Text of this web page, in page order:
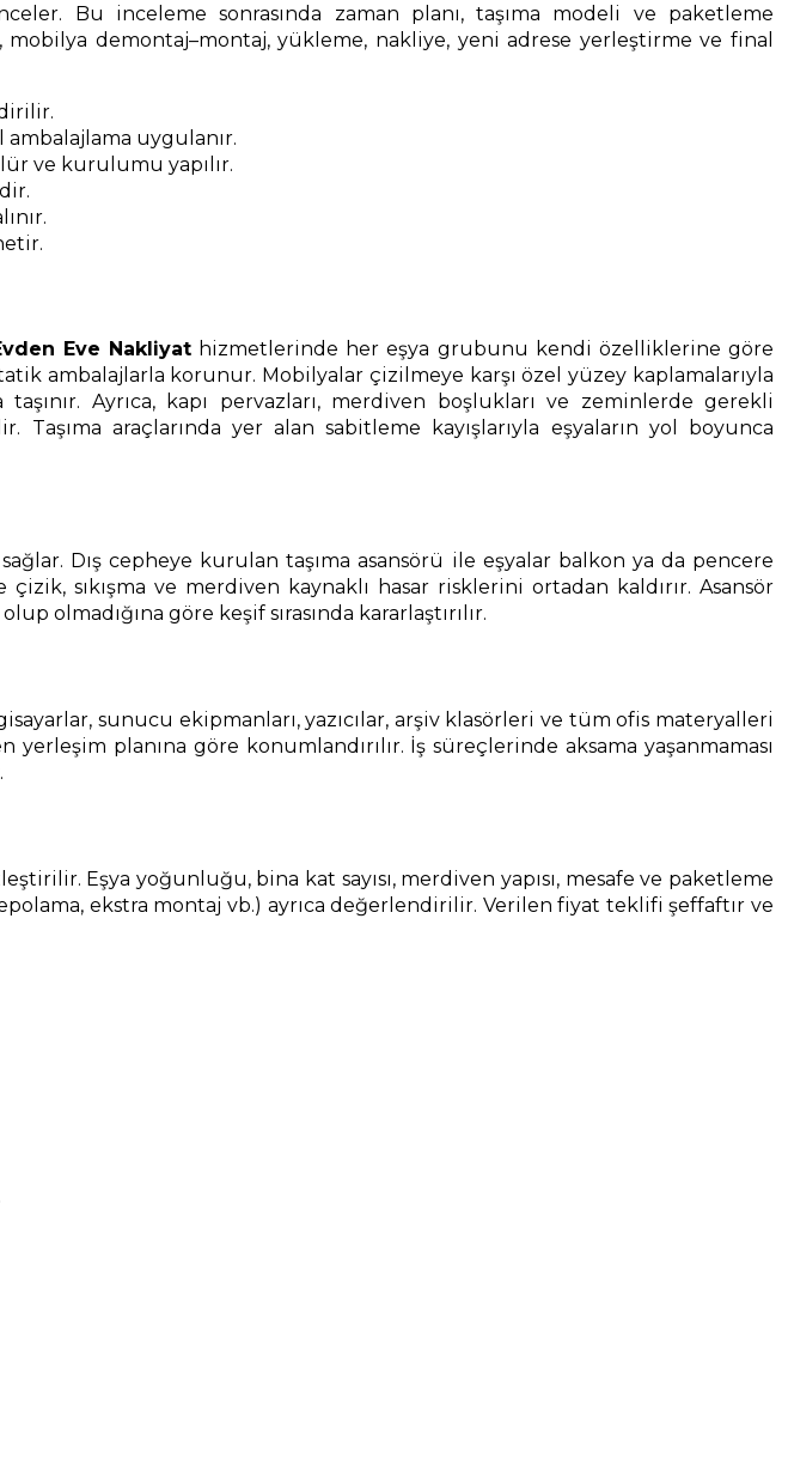
Bu inceleme sonrasında zaman planı, taşıma modeli ve paketleme
demontaj–montaj, yükleme, nakliye, yeni adrese yerleştirme ve final
uygulanır.
ve kurulumu yapılır.
Eve Nakliyathizmetlerinde her eşya grubunu kendi özelliklerine göre
ambalajlarla korunur. Mobilyalar çizilmeye karşı özel yüzey kaplamalarıyla
Ayrıca, kapı pervazları, merdiven boşlukları ve zeminlerde gerekli
araçlarında yer alan sabitleme kayışlarıyla eşyaların yol boyunca
Dış cepheye kurulan taşıma asansörü ile eşyalar balkon ya da pencere
sıkışma ve merdiven kaynaklı hasar risklerini ortadan kaldırır. Asansör
olmadığına göre keşif sırasında kararlaştırılır.
sunucu ekipmanları, yazıcılar, arşiv klasörleri ve tüm ofis materyalleri
planına göre konumlandırılır. İş süreçlerinde aksama yaşanmaması
Eşya yoğunluğu, bina kat sayısı, merdiven yapısı, mesafe ve paketleme
ekstra montaj vb.) ayrıca değerlendirilir. Verilen fiyat teklifi şeffaftır ve